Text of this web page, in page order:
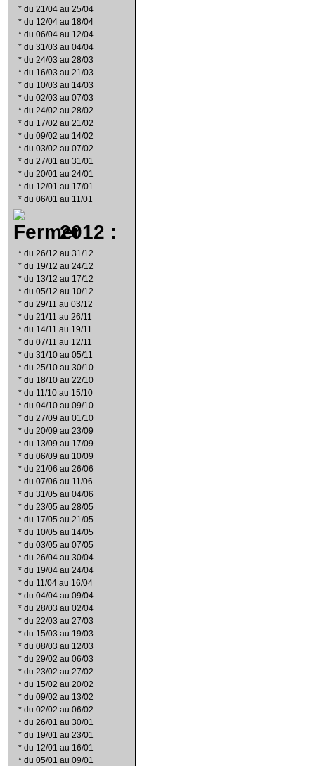
* du 21/04 au 25/04
* du 12/04 au 18/04
* du 06/04 au 12/04
* du 31/03 au 04/04
* du 24/03 au 28/03
* du 16/03 au 21/03
* du 10/03 au 14/03
* du 02/03 au 07/03
* du 24/02 au 28/02
* du 17/02 au 21/02
* du 09/02 au 14/02
* du 03/02 au 07/02
* du 27/01 au 31/01
* du 20/01 au 24/01
* du 12/01 au 17/01
* du 06/01 au 11/01
2012 :
* du 26/12 au 31/12
* du 19/12 au 24/12
* du 13/12 au 17/12
* du 05/12 au 10/12
* du 29/11 au 03/12
* du 21/11 au 26/11
* du 14/11 au 19/11
* du 07/11 au 12/11
* du 31/10 au 05/11
* du 25/10 au 30/10
* du 18/10 au 22/10
* du 11/10 au 15/10
* du 04/10 au 09/10
* du 27/09 au 01/10
* du 20/09 au 23/09
* du 13/09 au 17/09
* du 06/09 au 10/09
* du 21/06 au 26/06
* du 07/06 au 11/06
* du 31/05 au 04/06
* du 23/05 au 28/05
* du 17/05 au 21/05
* du 10/05 au 14/05
* du 03/05 au 07/05
* du 26/04 au 30/04
* du 19/04 au 24/04
* du 11/04 au 16/04
* du 04/04 au 09/04
* du 28/03 au 02/04
* du 22/03 au 27/03
* du 15/03 au 19/03
* du 08/03 au 12/03
* du 29/02 au 06/03
* du 23/02 au 27/02
* du 15/02 au 20/02
* du 09/02 au 13/02
* du 02/02 au 06/02
* du 26/01 au 30/01
* du 19/01 au 23/01
* du 12/01 au 16/01
* du 05/01 au 09/01